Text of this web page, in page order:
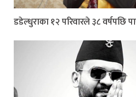
डडेल्धुराका १२ परिवारले ३८ वर्षपछि